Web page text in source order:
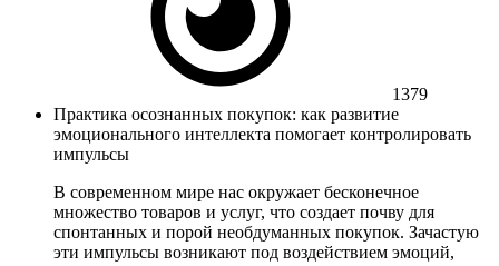
1379
Практика осознанных покупок: как развитие
эмоционального интеллекта помогает контролировать
импульсы
В современном мире нас окружает бесконечное
множество товаров и услуг, что создает почву для
спонтанных и порой необдуманных покупок. Зачастую
эти импульсы возникают под воздействием эмоций,